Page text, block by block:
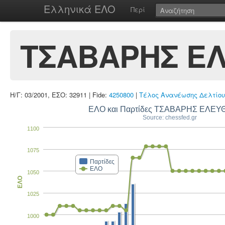
Ελληνικά ΕΛΟ Περί
ΤΣΑΒΑΡΗΣ
Η/Γ: 03/2001, ΕΣΟ: 32911 | Fide: 4250800 | Τέλος Ανανέωσης Δελτίου
ΕΛΟ και Παρτίδες ΤΣΑΒΑΡΗΣ
Source: chessfed.gr
Παρτίδες
ΕΛΟ
1000
1100
1025
1050
1075
ΕΛΟ